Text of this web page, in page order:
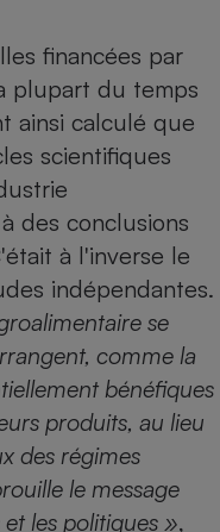
financées par
plupart du temps
ainsi calculé que
scientifiques
des conclusions
à l'inverse le
indépendantes.
se
comme la
bénéfiques
produits, au lieu
des régimes
le message
les politiques »,